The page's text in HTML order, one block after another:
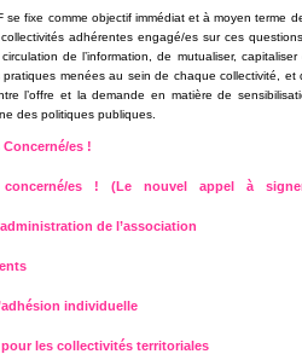
se fixe comme objectif immédiat et à moyen terme
adhérentes engagé/es sur ces
de l’information, de mutualiser,
menées au sein de chaque collectivité, et
l’offre et la demande en matière de
des politiques publiques.
es !
concerné/es ! (Le nouvel appel à
de l’association
individuelle
les collectivités territoriales